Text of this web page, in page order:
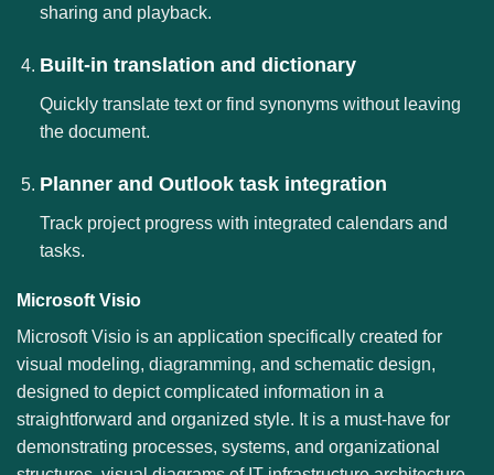
sharing and playback.
Built-in translation and dictionary
Quickly translate text or find synonyms without leaving
the document.
Planner and Outlook task integration
Track project progress with integrated calendars and
tasks.
Microsoft Visio
Microsoft Visio is an application specifically created for
visual modeling, diagramming, and schematic design,
designed to depict complicated information in a
straightforward and organized style. It is a must-have for
demonstrating processes, systems, and organizational